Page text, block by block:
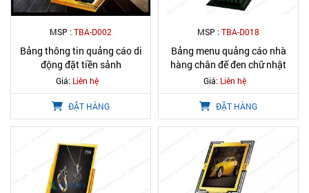
MSP :TBA-D002
Bảng thông tin quảng cáo di
động đặt tiền sảnh
Giá: Liên hệ
ĐẶT HÀNG
MSP :TBA-D018
Bảng menu quảng cáo nhà
hàng chân đế đen chữ nhật
Giá: Liên hệ
ĐẶT HÀNG